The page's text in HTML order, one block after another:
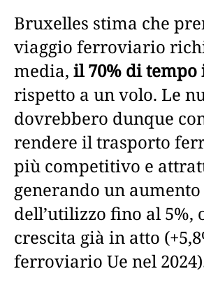
Bruxelles stima che
viaggio ferroviario
media, il 70% di
rispetto a un volo. Le
dovrebbero dunque
rendere il trasporto
più competitivo e
generando un
dell’utilizzo fino al 5%,
crescita già in atto
ferroviario Ue nel